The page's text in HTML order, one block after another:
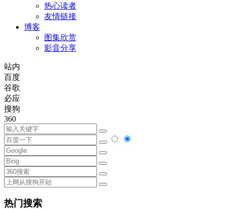
热心读者
友情链接
博客
图集欣赏
影音分享
站内
百度
谷歌
必应
搜狗
360
热门搜索